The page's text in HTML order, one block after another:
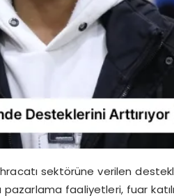
sektörüne verilen
pazarlama faaliyetleri, fuar